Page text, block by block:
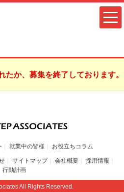
たか、募集を終了しております。
就業中の皆様 お役立ちコラム
サイトマップ 会社概要
採用情報
行動計画
All Rights Reserved.